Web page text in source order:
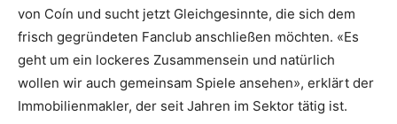
von Coín und sucht jetzt Gleichgesinnte, die sich dem
frisch gegründeten Fanclub anschließen möchten. «Es
geht um ein lockeres Zusammensein und natürlich
wollen wir auch gemeinsam Spiele ansehen», erklärt der
Immobilienmakler, der seit Jahren im Sektor tätig ist.